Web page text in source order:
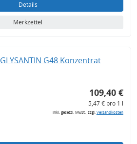
Details
Merkzettel
GLYSANTIN G48 Konzentrat
109,40 €
5,47 € pro 1 l
inkl. gesetzl. MwSt., zzgl.Versandkosten